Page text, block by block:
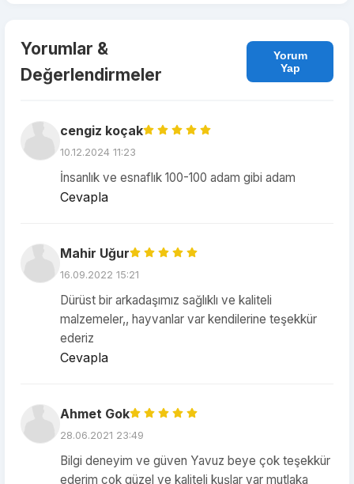
Yorumlar &
Değerlendirmeler
Yorum
Yap
cengiz koçak
10.12.2024 11:23
İnsanlık ve esnaflık 100-100 adam gibi adam
Cevapla
Mahir Uğur
16.09.2022 15:21
Dürüst bir arkadaşımız sağlıklı ve kaliteli
malzemeler,, hayvanlar var kendilerine teşekkür
ederiz
Cevapla
Ahmet Gok
28.06.2021 23:49
Bilgi deneyim ve güven Yavuz beye çok teşekkür
ederim çok güzel ve kaliteli kuşlar var mutlaka